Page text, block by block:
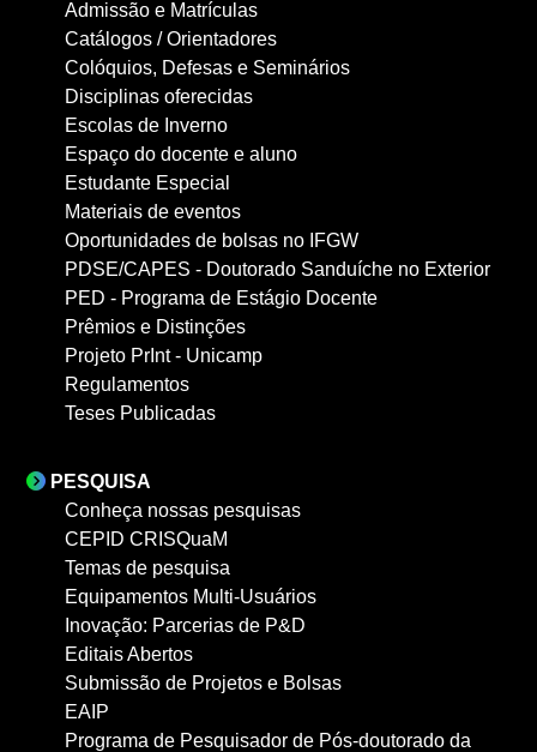
Admissão e Matrículas
Catálogos / Orientadores
Colóquios, Defesas e Seminários
Disciplinas oferecidas
Escolas de Inverno
Espaço do docente e aluno
Estudante Especial
Materiais de eventos
Oportunidades de bolsas no IFGW
PDSE/CAPES - Doutorado Sanduíche no Exterior
PED - Programa de Estágio Docente
Prêmios e Distinções
Projeto PrInt - Unicamp
Regulamentos
Teses Publicadas
PESQUISA
Conheça nossas pesquisas
CEPID CRISQuaM
Temas de pesquisa
Equipamentos Multi-Usuários
Inovação: Parcerias de P&D
Editais Abertos
Submissão de Projetos e Bolsas
EAIP
Programa de Pesquisador de Pós-doutorado da